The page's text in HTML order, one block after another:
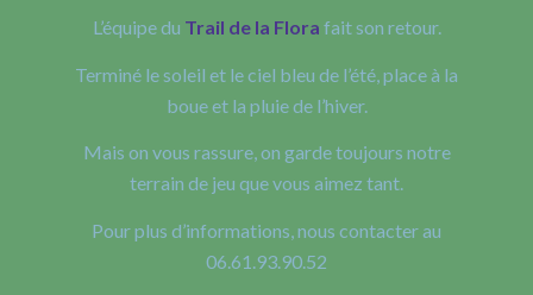
L’équipe du Trail de la Flora fait son retour.
Terminé le soleil et le ciel bleu de l’été, place à la
boue et la pluie de l’hiver.
Mais on vous rassure, on garde toujours notre
terrain de jeu que vous aimez tant.
Pour plus d’informations, nous contacter au
06.61.93.90.52